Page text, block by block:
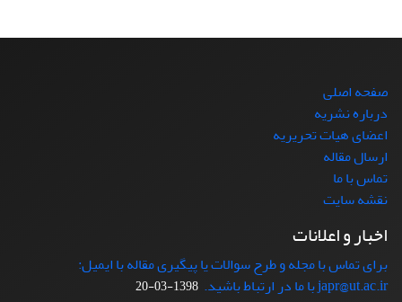
صفحه اصلی
درباره نشریه
اعضای هیات تحریریه
ارسال مقاله
تماس با ما
نقشه سایت
اخبار و اعلانات
برای تماس با مجله و طرح سوالات یا پیگیری مقاله با ایمیل:
japr@ut.ac.ir با ما در ارتباط باشید.
1398-03-20